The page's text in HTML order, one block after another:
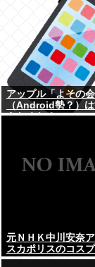
アップル「よその
（Android勢？）
えなくなる」
元ＮＨＫ中川安奈
スカポリスのコス
www